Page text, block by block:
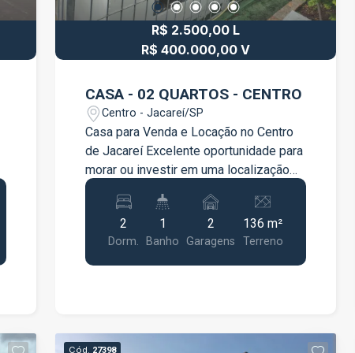
informações e agende sua visita.
R$ 2.500,00 L
R$ 400.000,00 V
CASA - 02 QUARTOS - CENTRO
Centro - Jacareí/SP
Casa para Venda e Locação no Centro
de Jacareí Excelente oportunidade para
morar ou investir em uma localização
privilegiada no Centro de Jacareí! O
imóvel conta com 2 dormitórios,
ambientes bem distribuídos, sala
aconchegante, cozinha funcional, 1
banheiro e 2 vagas de garagem,
supermercados, farmácias e principais
2
Dorm.
1
Banho
2
Garagens
136 m²
Terreno
Cód. 27398